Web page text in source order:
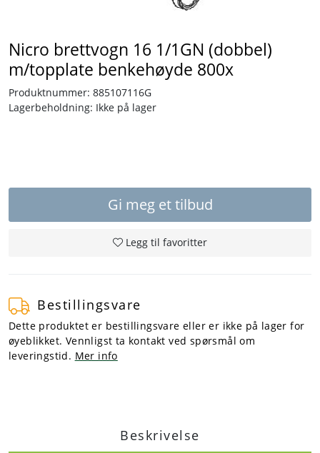
Nicro brettvogn 16 1/1GN (dobbel)
m/topplate benkehøyde 800x
Produktnummer: 885107116G
Lagerbeholdning: Ikke på lager
Gi meg et tilbud
Legg til favoritter
Beskrivelse
Bestillingsvare
Dette produktet er bestillingsvare eller er ikke på lager for
øyeblikket. Vennligst ta kontakt ved spørsmål om
leveringstid. Mer info